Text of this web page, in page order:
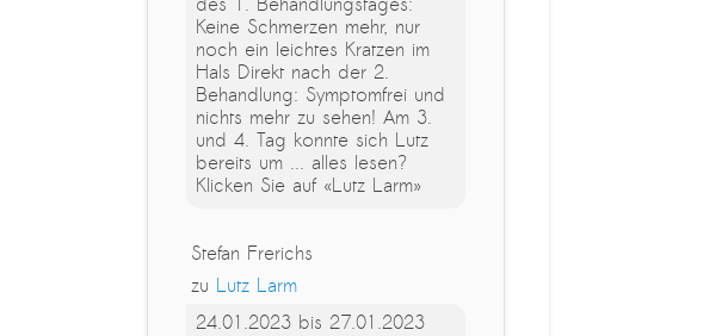
des 1. Behandlungstages:
Keine Schmerzen mehr, nur
noch ein leichtes Kratzen im
Hals Direkt nach der 2.
Behandlung: Symptomfrei und
nichts mehr zu sehen! Am 3.
und 4. Tag konnte sich Lutz
‎bereits um ... alles lesen?
Klicken Sie auf «Lutz Larm»
Stefan Frerichs
zu Lutz Larm
24.01.2023 bis 27.01.2023